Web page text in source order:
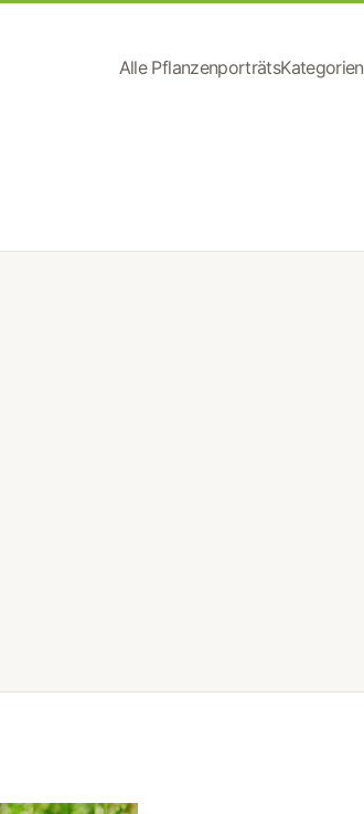
Alle PflanzenporträtsKategorien